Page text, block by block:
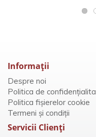
Informaţii
Despre noi
Politica de
Politica fișierelor cookie
Termeni și condiții
Servicii Clienţi